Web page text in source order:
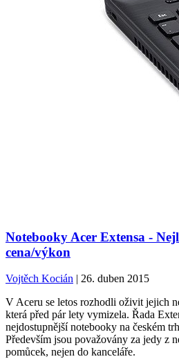
Notebooky Acer Extensa -
cena/výkon
Vojtěch Kocián | 26. duben 2015
V Aceru se letos rozhodli oživit jejich
která před pár lety vymizela. Řada
nejdostupnější notebooky na českém
Především jsou považovány za jedy z
pomůcek, nejen do kanceláře.